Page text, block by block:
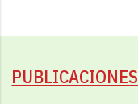
PUBLICACIONES